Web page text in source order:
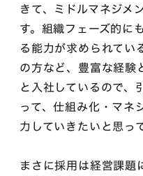
きて、ミドルマネジメ
す。組織フェーズ的に
る能力が求められてい
の方など、豊富な経験
と入社しているので、
って、仕組み化・マネ
力していきたいと思っ
まさに採用は経営課題